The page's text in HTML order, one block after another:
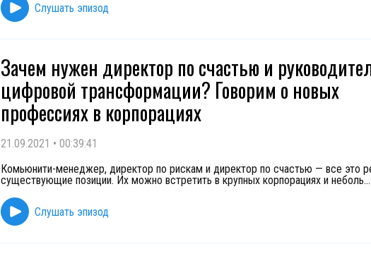
Слушать эпизод
Зачем нужен директор по счастью и
цифровой трансформации? Говорим о новых
профессиях в корпорациях
21.09.2021 • 00:39:41
Комьюнити-менеджер, директор по рискам и директор по счастью — все это
существующие позиции. Их можно встретить в крупных корпорациях и неболь...
Слушать эпизод